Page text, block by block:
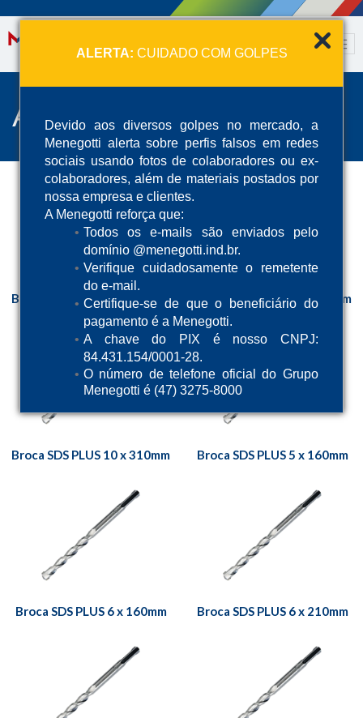
ALERTA: CUIDADO COM GOLPES
Devido aos diversos golpes no mercado, a
Menegotti alerta sobre perfis falsos em redes
sociais usando fotos de colaboradores ou ex-
colaboradores, além de materiais postados por
nossa empresa e clientes.
A Menegotti reforça que:
Todos os e-mails são enviados pelo
domínio @menegotti.ind.br.
Verifique cuidadosamente o remetente
do e-mail.
Certifique-se de que o beneficiário do
pagamento é a Menegotti.
A chave do PIX é nosso CNPJ:
84.431.154/0001-28.
O número de telefone oficial do Grupo
Menegotti é (47) 3275-8000
Abrasivos
Broca SDS PLUS 10 x 160mm Broca SDS PLUS 10 x 210mm
Broca SDS PLUS 10 x 310mm Broca SDS PLUS 5 x 160mm
Broca SDS PLUS 6 x 160mm Broca SDS PLUS 6 x 210mm